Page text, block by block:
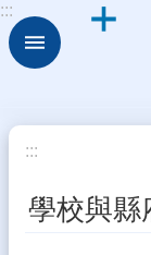
跳到主要內容區塊
進
認
本
校
:::
:::
學校與縣